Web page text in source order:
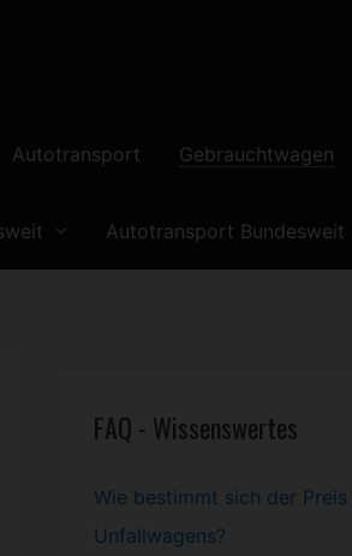
Autotransport Gebrauchtwagen
Autotransport Bundesweit
FAQ - Wissenswertes
Wie bestimmt sich der Preis
Unfallwagens?